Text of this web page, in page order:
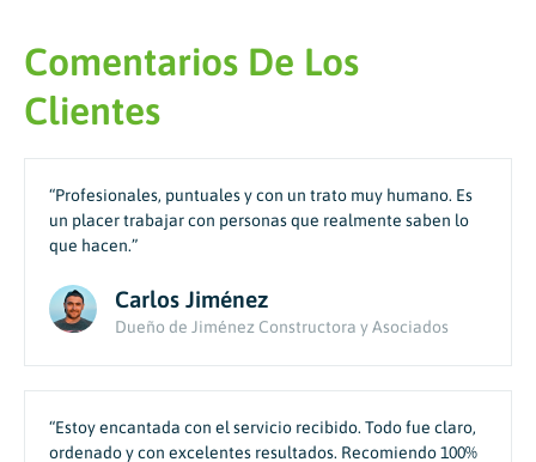
Comentarios De Los
Clientes
“Profesionales, puntuales y con un trato muy humano. Es
un placer trabajar con personas que realmente saben lo
que hacen.”
Carlos Jiménez
Dueño de Jiménez Constructora y Asociados
“Estoy encantada con el servicio recibido. Todo fue claro,
ordenado y con excelentes resultados. Recomiendo 100%